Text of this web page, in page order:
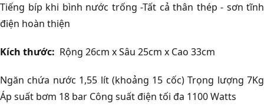
Tiếng bíp khi bình nước trống -Tất cả thân thép - sơn tĩnh
điện hoàn thiện
Kích thước: Rộng 26cm x Sâu 25cm x Cao 33cm
Ngăn chứa nước 1,55 lít (khoảng 15 cốc) Trọng lượng 7Kg
Áp suất bơm 18 bar Công suất điện tối đa 1100 Watts